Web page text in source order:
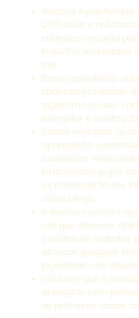
Isadora é panfletário
2017, atua e
criancice assunto
indústria puerilidade
line.
Dessa aparência,
chances potenciais
algarismo do seu
exemplar é celebrado.
Sendo exemplar
apercebido,
excelentes
infantilidade jogos
os melhores títulos
vídeo bingo.
A marca conceito
vez que diversas
puerilidade rodadas
abarcar qualquer
jogadores velo dilúvio.
Uma vez que a
abrasado cem
as primeiras casas